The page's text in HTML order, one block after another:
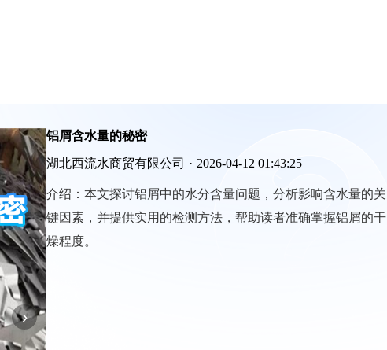
›
铝屑含水量的秘密
湖北西流水商贸有限公司 · 2026-04-12 01:43:25
介绍： 本文探讨铝屑中的水分含量问题，分析影响含水量的关
键因素，并提供实用的检测方法，帮助读者准确掌握铝屑的干
燥程度。